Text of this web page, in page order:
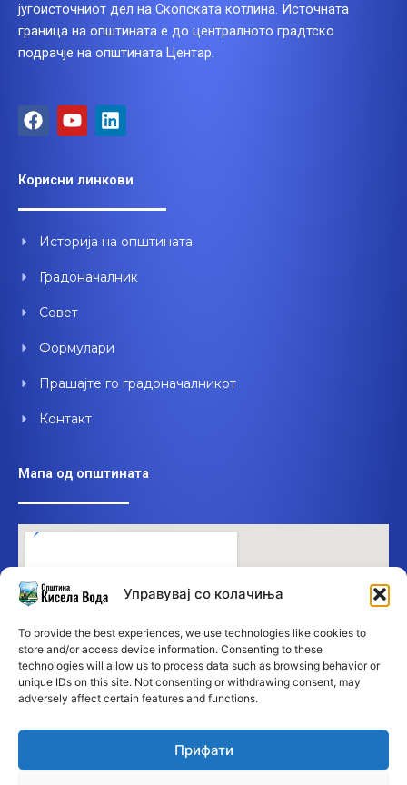
Управувај со колачиња
To provide the best experiences, we use technologies like cookies to
store and/or access device information. Consenting to these
technologies will allow us to process data such as browsing behavior or
unique IDs on this site. Not consenting or withdrawing consent, may
adversely affect certain features and functions.
Прифати
југоисточниот дел на Скопската котлина. Источната
граница на општината е до централното градтско
подрачје на општината Центар.
F
a
b
o
k
Y
o
u
b
L
i
e
d
n
Корисни линкови
Историја на општината
Градоначалник
Совет
Формулари
Прашајте го градоначалникот
Контакт
Мапа од општината